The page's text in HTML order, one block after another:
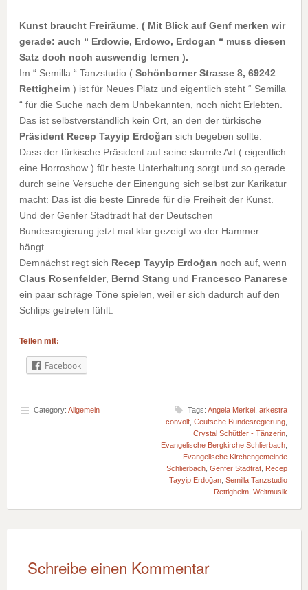
Kunst braucht Freiräume. ( Mit Blick auf Genf merken wir
gerade: auch “ Erdowie, Erdowo, Erdogan “ muss diesen
Satz doch noch auswendig lernen ).
Im “ Semilla “ Tanzstudio ( Schönborner Strasse 8, 69242
Rettigheim ) ist für Neues Platz und eigentlich steht “ Semilla
“ für die Suche nach dem Unbekannten, noch nicht Erlebten.
Das ist selbstverständlich kein Ort, an den der türkische
Präsident Recep Tayyip Erdoğan sich begeben sollte.
Dass der türkische Präsident auf seine skurrile Art ( eigentlich
eine Horroshow ) für beste Unterhaltung sorgt und so gerade
durch seine Versuche der Einengung sich selbst zur Karikatur
macht: Das ist die beste Einrede für die Freiheit der Kunst.
Und der Genfer Stadtradt hat der Deutschen
Bundesregierung jetzt mal klar gezeigt wo der Hammer
hängt.
Demnächst regt sich Recep Tayyip Erdoğan noch auf, wenn
Claus Rosenfelder, Bernd Stang und Francesco Panarese
ein paar schräge Töne spielen, weil er sich dadurch auf den
Schlips getreten fühlt.
Teilen mit:
Facebook
Category: Allgemein Tags: Angela Merkel arkestra
convolt Ceutsche Bundesregierung
Crystal Schüttler - Tänzerin
Evangelische Bergkirche Schlierbach
Evangelische Kirchengemeinde
Schlierbach Genfer Stadtrat Recep
Tayyip Erdoğan Semilla Tanzstudio
Rettigheim Weltmusik
Schreibe einen Kommentar